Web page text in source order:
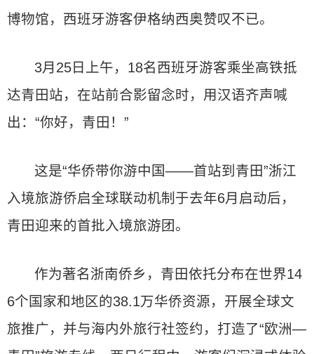
博物馆，西班牙游客伊格纳西奥赞叹不已。
3月25日上午，18名西班牙游客乘坐高铁抵
达青田站，在站前合影留念时，用汉语齐声喊
出：“你好，青田！”
这是“华侨带你游中国——首站到青田”浙江
入境旅游侨启全球联动机制于去年6月启动后，
青田迎来的首批入境旅游团。
作为著名浙南侨乡，青田依托分布在世界14
6个国家和地区的38.1万华侨资源，开展全球文
旅推广，并与海内外旅行社签约，打造了“欧洲—